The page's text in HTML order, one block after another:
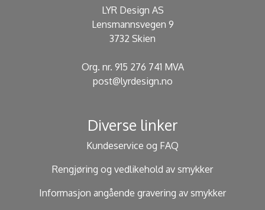
LYR Design AS
Lensmannsvegen 9
3732 Skien
Org. nr. 915 276 741 MVA
post@lyrdesign.no
Diverse linker
Kundeservice og FAQ
Rengjøring og vedlikehold av smykker
Informasjon angående gravering av smykker